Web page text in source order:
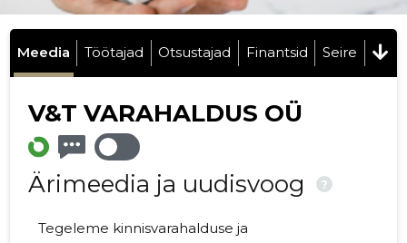
Meedia Töötajad Otsustajad Finantsid Seire
V&T VARAHALDUS OÜ
Ärimeedia ja uudisvoog ?
Tegeleme kinnisvarahalduse ja